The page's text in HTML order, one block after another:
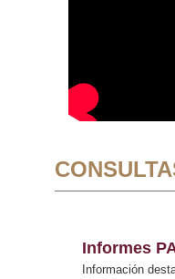
Informes
Información